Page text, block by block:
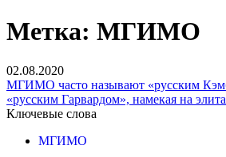
Метка: МГИМО
02.08.2020
МГИМО часто называют «русским
«русским Гарвардом», намекая на
Ключевые слова
МГИМО